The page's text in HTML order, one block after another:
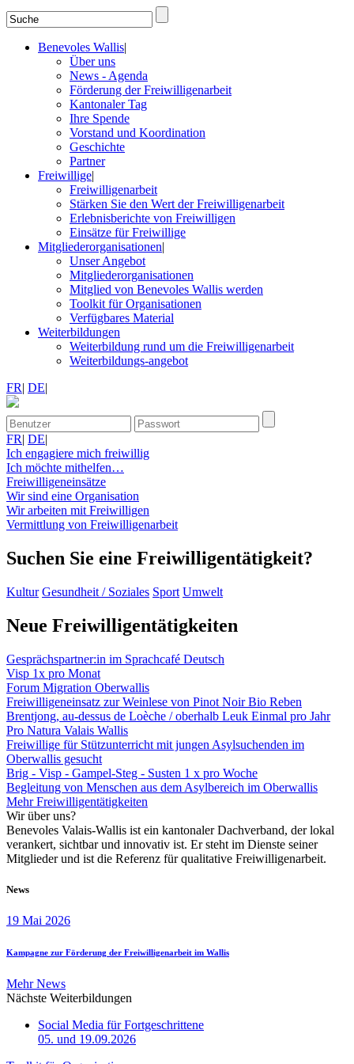
Benevoles Wallis|
Über uns
News - Agenda
Förderung der Freiwilligenarbeit
Kantonaler Tag
Ihre Spende
Vorstand und Koordination
Geschichte
Partner
Freiwillige|
Freiwilligenarbeit
Stärken Sie den Wert der Freiwilligenarbeit
Erlebnisberichte von Freiwilligen
Einsätze für Freiwillige
Mitgliederorganisationen|
Unser Angebot
Mitgliederorganisationen
Mitglied von Benevoles Wallis werden
Toolkit für Organisationen
Verfügbares Material
Weiterbildungen
Weiterbildung rund um die Freiwilligenarbeit
Weiterbildungs-angebot
FR| DE|
FR| DE|
Ich engagiere mich freiwillig
Ich möchte mithelfen…
Freiwilligeneinsätze
Wir sind eine Organisation
Wir arbeiten mit Freiwilligen
Vermittlung von Freiwilligenarbeit
Suchen Sie eine Freiwilligentätigkeit?
Kultur Gesundheit / Soziales Sport Umwelt
Neue Freiwilligentätigkeiten
Gesprächspartner:in im Sprachcafé Deutsch
Visp 1x pro Monat
Forum Migration Oberwallis
Freiwilligeneinsatz zur Weinlese von Pinot Noir Bio Reben
Brentjong, au-dessus de Loèche / oberhalb Leuk Einmal pro Jahr
Pro Natura Valais Wallis
Freiwillige für Stützunterricht mit jungen Asylsuchenden im
Oberwallis gesucht
Brig - Visp - Gampel-Steg - Susten 1 x pro Woche
Begleitung von Menschen aus dem Asylbereich im Oberwallis
Mehr Freiwilligentätigkeiten
Wir über uns?
Benevoles Valais-Wallis ist ein kantonaler Dachverband, der lokal
verankert, sichtbar und innovativ ist. Er steht im Dienste seiner
Mitglieder und ist die Referenz für qualitative Freiwilligenarbeit.
News
19 Mai 2026
Kampagne zur Förderung der Freiwilligenarbeit im Wallis
Mehr News
Nächste Weiterbildungen
Social Media für Fortgeschrittene
05. und 19.09.2026